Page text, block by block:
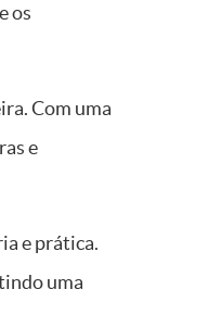
os
Com uma
e
e prática.
uma